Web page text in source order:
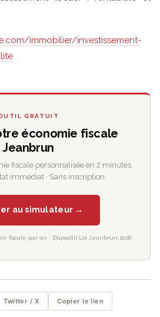
immobilier/investissement-
GRATUIT
économie fiscale
Jeanbrun
fiscale personnalisée en 2 minutes.
immédiat · Sans inscription.
au simulateur →
fiscale par an · Dispositif Loi Jeanbrun 2026
Twitter / X Copier le lien